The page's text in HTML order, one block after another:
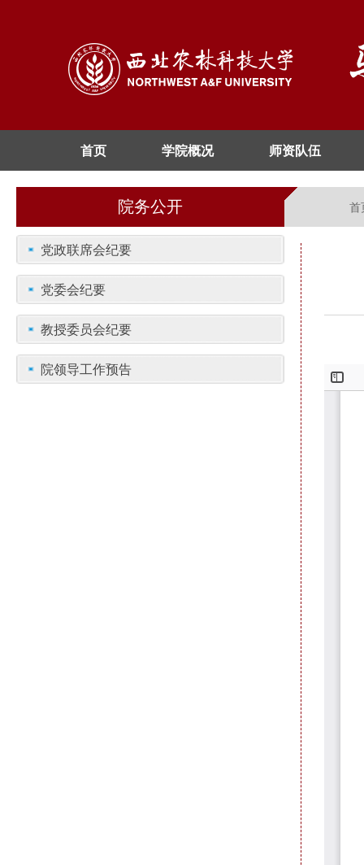
首页 学院概况 师资队伍
院务公开 首
党政联席会纪要
党委会纪要
教授委员会纪要
院领导工作预告